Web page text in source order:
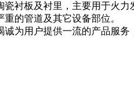
瓷衬板及衬里，主要用于火
重的管道及其它设备部位。
诚为用户提供一流的产品服务